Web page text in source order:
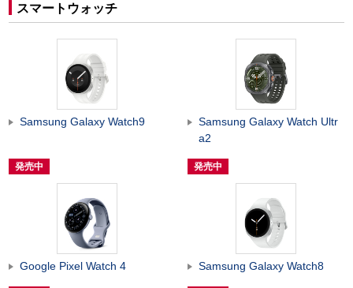
スマートウォッチ
Samsung Galaxy Watch9
発売中
Samsung Galaxy Watch Ultr
a2
発売中
Google Pixel Watch 4 Samsung Galaxy Watch8